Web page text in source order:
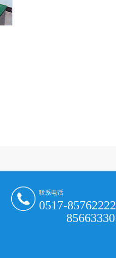
联系电话
0517-85762222
85663330